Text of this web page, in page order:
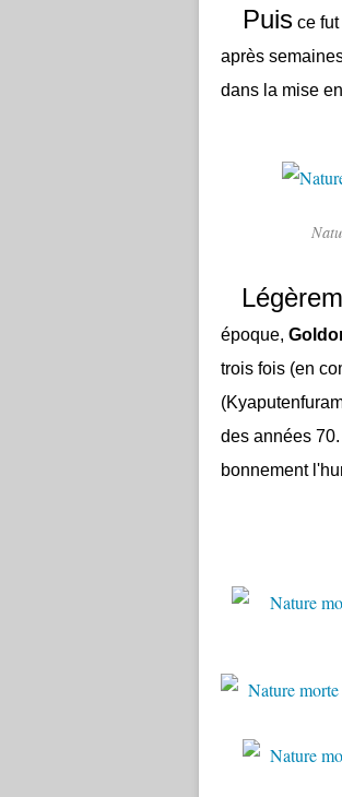
Puis ce
après
dans la mise
époque,
trois fois (en
(
des années
bonnement